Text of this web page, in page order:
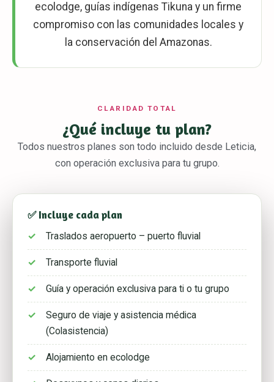
ecolodge, guías indígenas Tikuna y un firme
compromiso con las comunidades locales y
la conservación del Amazonas.
CLARIDAD TOTAL
¿Qué incluye tu plan?
Todos nuestros planes son todo incluido desde Leticia,
con operación exclusiva para tu grupo.
✅ Incluye cada plan
Traslados aeropuerto – puerto fluvial
Transporte fluvial
Guía y operación exclusiva para ti o tu grupo
Seguro de viaje y asistencia médica
(Colasistencia)
Alojamiento en ecolodge